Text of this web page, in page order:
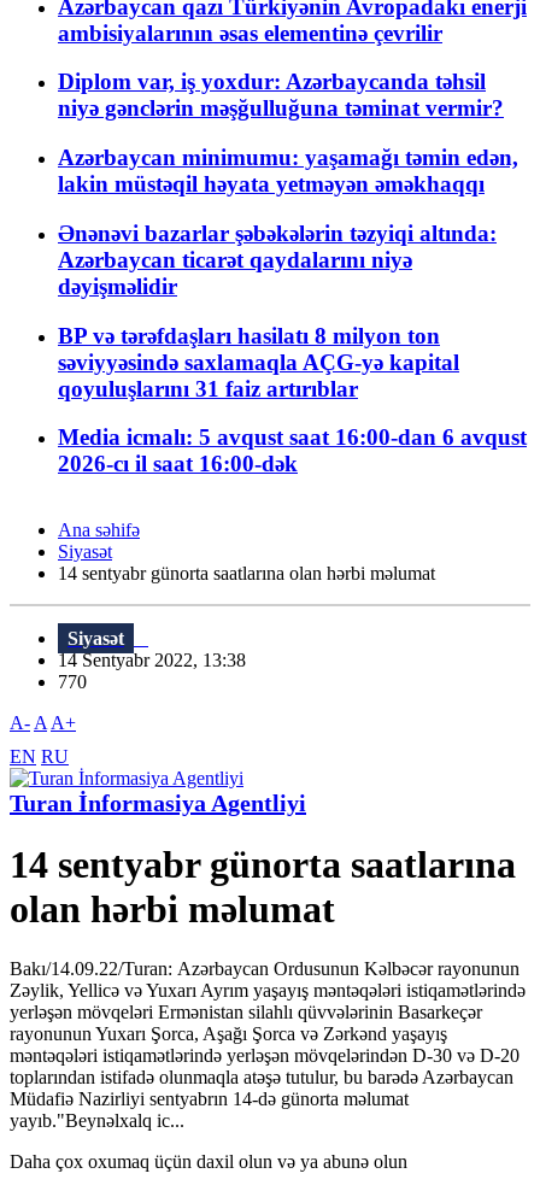
Azərbaycan qazı Türkiyənin Avropadakı enerji
ambisiyalarının əsas elementinə çevrilir
Diplom var, iş yoxdur: Azərbaycanda təhsil
niyə gənclərin məşğulluğuna təminat vermir?
Azərbaycan minimumu: yaşamağı təmin edən,
lakin müstəqil həyata yetməyən əməkhaqqı
Ənənəvi bazarlar şəbəkələrin təzyiqi altında:
Azərbaycan ticarət qaydalarını niyə
dəyişməlidir
BP və tərəfdaşları hasilatı 8 milyon ton
səviyyəsində saxlamaqla AÇG-yə kapital
qoyuluşlarını 31 faiz artırıblar
Media icmalı: 5 avqust saat 16:00-dan 6 avqust
2026-cı il saat 16:00-dək
Ana səhifə
Siyasət
14 sentyabr günorta saatlarına olan hərbi məlumat
Siyasət
14 Sentyabr 2022, 13:38
770
A- A A+
EN RU
Turan İnformasiya Agentliyi
14 sentyabr günorta saatlarına
olan hərbi məlumat
Bakı/14.09.22/Turan: Azərbaycan Ordusunun Kəlbəcər rayonunun
Zəylik, Yellicə və Yuxarı Ayrım yaşayış məntəqələri istiqamətlərində
yerləşən mövqeləri Ermənistan silahlı qüvvələrinin Basarkeçər
rayonunun Yuxarı Şorca, Aşağı Şorca və Zərkənd yaşayış
məntəqələri istiqamətlərində yerləşən mövqelərindən D-30 və D-20
toplarından istifadə olunmaqla atəşə tutulur, bu barədə Azərbaycan
Müdafiə Nazirliyi sentyabrın 14-də günorta məlumat
yayıb."Beynəlxalq ic...
Daha çox oxumaq üçün daxil olun və ya abunə olun